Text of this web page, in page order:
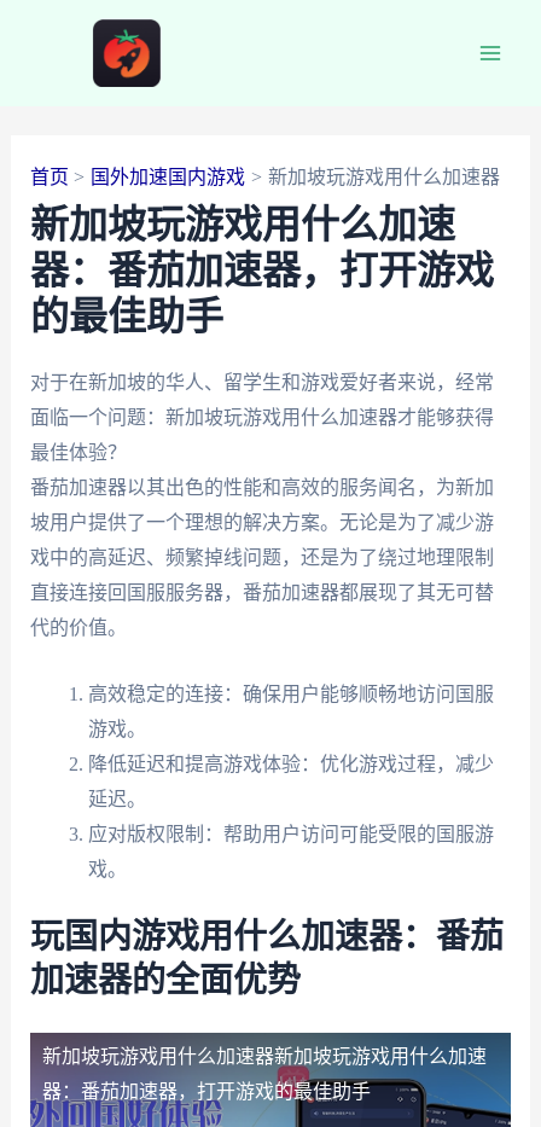
首页 国外加速国内游戏 新加坡玩游戏用什么加速器
新加坡玩游戏用什么加速
器：番茄加速器，打开游戏
的最佳助手
对于在新加坡的华人、留学生和游戏爱好者来说，经常
面临一个问题：新加坡玩游戏用什么加速器才能够获得
最佳体验？
番茄加速器以其出色的性能和高效的服务闻名，为新加
坡用户提供了一个理想的解决方案。无论是为了减少游
戏中的高延迟、频繁掉线问题，还是为了绕过地理限制
直接连接回国服服务器，番茄加速器都展现了其无可替
代的价值。
高效稳定的连接：确保用户能够顺畅地访问国服
游戏。
降低延迟和提高游戏体验：优化游戏过程，减少
延迟。
应对版权限制：帮助用户访问可能受限的国服游
戏。
玩国内游戏用什么加速器：番茄
加速器的全面优势
新加坡玩游戏用什么加速器新加坡玩游戏用什么加速
器：番茄加速器，打开游戏的最佳助手